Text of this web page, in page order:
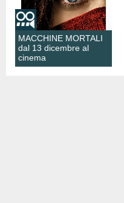
MACCHINE MORTALI
dal 13 dicembre al
cinema